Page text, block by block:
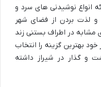
انواع نوشیدنی های سرد و
و لذت بردن از فضای شهر
در اطراف بستنی زند
بهترین گزینه را انتخاب
و گذار در شیراز داشته